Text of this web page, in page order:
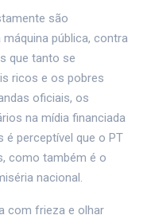
são
pública, contra
que tanto se
ricos e os pobres
oficiais, os
na mídia financiada
é perceptível que o PT
como também é o
nacional.
com frieza e olhar